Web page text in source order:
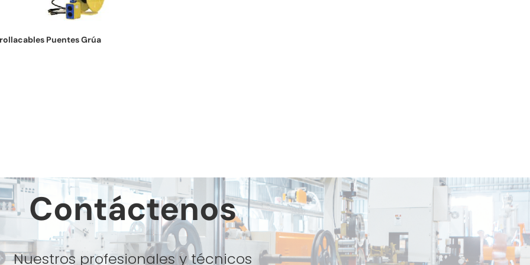
Puentes Grúa
Contáctenos
Nuestros profesionales y técnicos